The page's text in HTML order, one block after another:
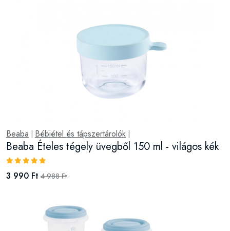
Beaba Bébiétel és tápszertárolók
Beaba Ételes tégely üvegből 150 ml - világos kék
3 990 Ft 4 988 Ft